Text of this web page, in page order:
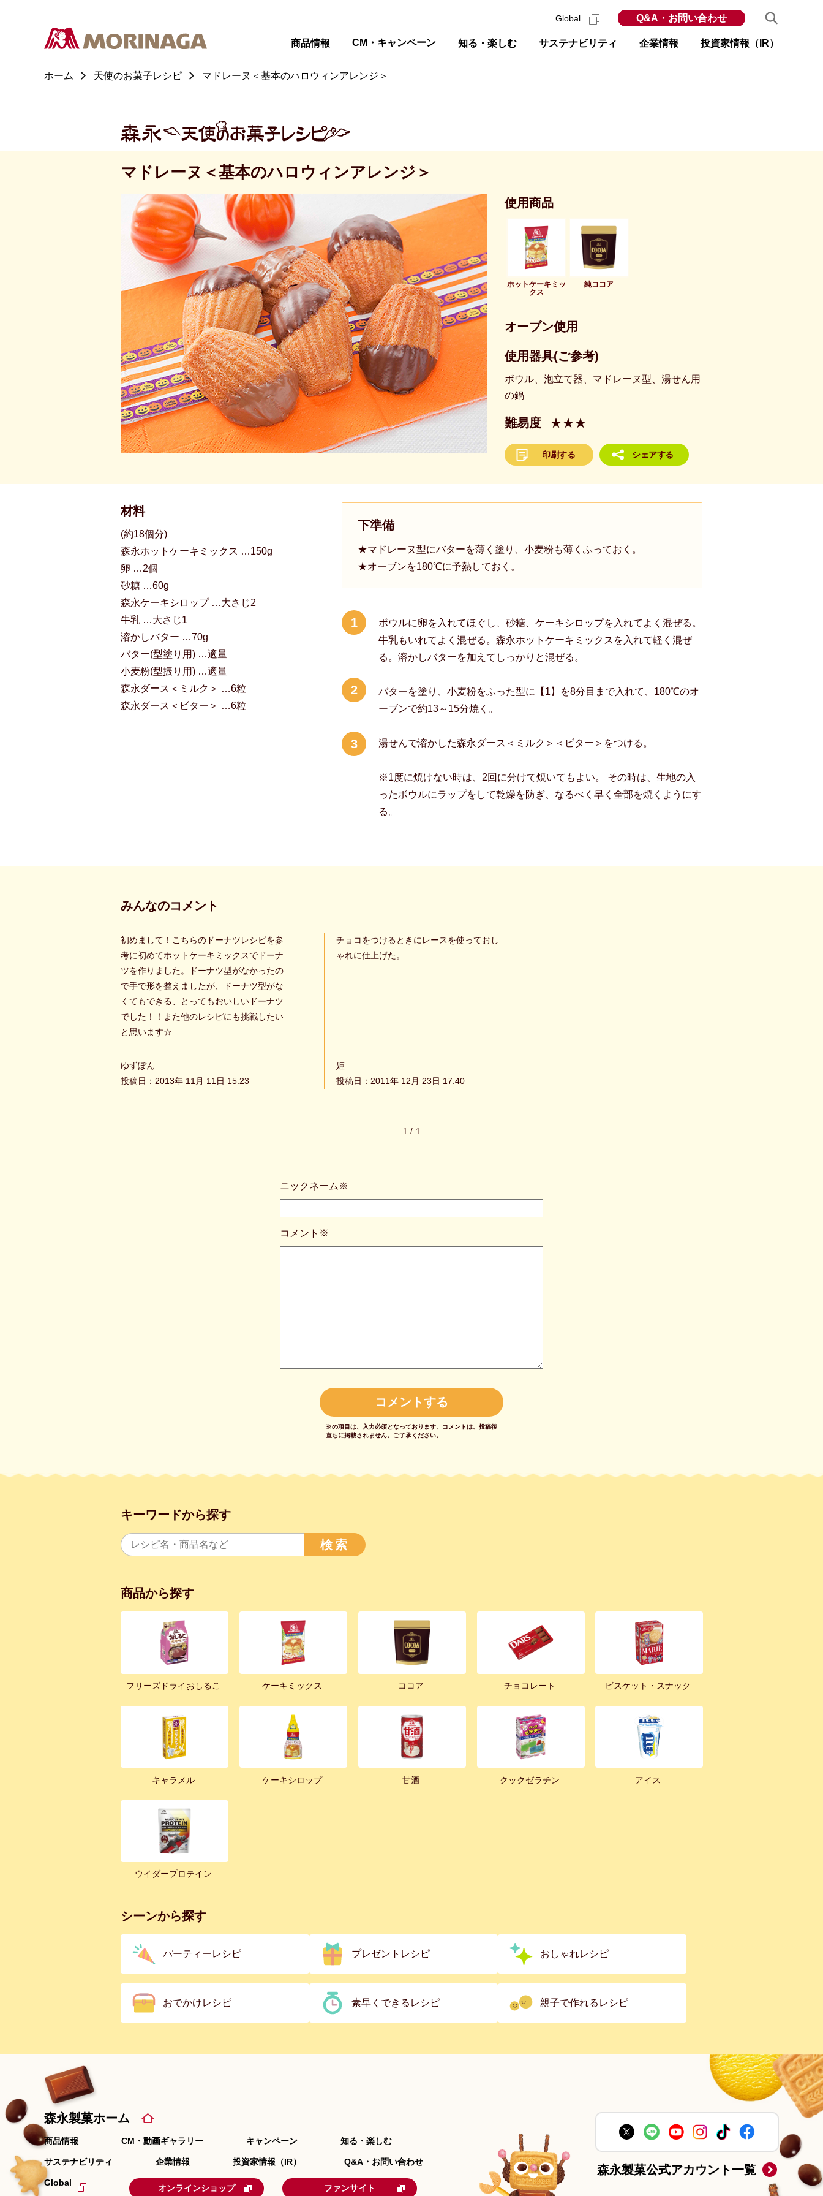
商品情報 CM・キャンペーン 知る・楽しむ サステナビリティ 企業情報 投資家情報（IR）
Global Q&A・お問い合わせ
ホーム 天使のお菓子レシピ マドレーヌ＜基本のハロウィンアレンジ＞
マドレーヌ＜基本のハロウィンアレンジ＞
使用商品
ホットケーキミッ
クス
純ココア
オーブン使用
使用器具(ご参考)
ボウル、泡立て器、マドレーヌ型、湯せん用
の鍋
難易度 ★★★
印刷する シェアする
材料
(約18個分)
森永ホットケーキミックス …150g
卵 …2個
砂糖 …60g
森永ケーキシロップ …大さじ2
牛乳 …大さじ1
溶かしバター …70g
バター(型塗り用) …適量
小麦粉(型振り用) …適量
森永ダース＜ミルク＞ …6粒
森永ダース＜ビター＞ …6粒
下準備
★マドレーヌ型にバターを薄く塗り、小麦粉も薄くふっておく。
★オーブンを180℃に予熱しておく。
1
ボウルに卵を入れてほぐし、砂糖、ケーキシロップを入れてよく混ぜる。
牛乳もいれてよく混ぜる。森永ホットケーキミックスを入れて軽く混ぜ
る。溶かしバターを加えてしっかりと混ぜる。
2
バターを塗り、小麦粉をふった型に【1】を8分目まで入れて、180℃のオ
ーブンで約13～15分焼く。
3 湯せんで溶かした森永ダース＜ミルク＞＜ビター＞をつける。
※1度に焼けない時は、2回に分けて焼いてもよい。 その時は、生地の入
ったボウルにラップをして乾燥を防ぎ、なるべく早く全部を焼くようにす
る。
みんなのコメント
初めまして！こちらのドーナツレシピを参
考に初めてホットケーキミックスでドーナ
ツを作りました。ドーナツ型がなかったの
で手で形を整えましたが、ドーナツ型がな
くてもできる、とってもおいしいドーナツ
でした！！また他のレシピにも挑戦したい
と思います☆
ゆずぽん
投稿日：2013年 11月 11日 15:23
チョコをつけるときにレースを使っておし
ゃれに仕上げた。
姫
投稿日：2011年 12月 23日 17:40
1 / 1
ニックネーム※
コメント※
※の項目は、入力必須となっております。 コメントは、投稿後
直ちに掲載されません。 ご了承ください。
キーワードから探す
検索
商品から探す
フリーズドライおしるこ ケーキミックス ココア チョコレート ビスケット・スナック
キャラメル ケーキシロップ 甘酒 クックゼラチン アイス
ウイダープロテイン
シーンから探す
パーティーレシピ プレゼントレシピ おしゃれレシピ
おでかけレシピ 素早くできるレシピ 親子で作れるレシピ
森永製菓ホーム
商品情報 CM・動画ギャラリー キャンペーン 知る・楽しむ
サステナビリティ 企業情報 投資家情報（IR） Q&A・お問い合わせ
Global
オンラインショップ ファンサイト
森永製菓公式アカウント一覧